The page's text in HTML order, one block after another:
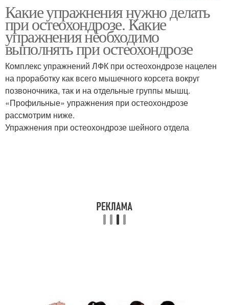
шейного остеохондроза
остеохондрозе
Остеохондроз в период Поясничный отдел
Упражнения для
позвоночника
остеохондрозе
Какие упражнения нужно делать
при остеохондрозе. Какие
упражнения необходимо
выполнять при остеохондрозе
Комплекс упражнений ЛФК при остеохондрозе нацелен
на проработку как всего мышечного корсета вокруг
позвоночника, так и на отдельные группы мышц.
«Профильные» упражнения при остеохондрозе
рассмотрим ниже.
Упражнения при остеохондрозе шейного отдела